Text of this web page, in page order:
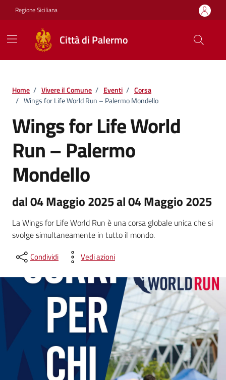
Vai ai contenuti
Vai al footer
Regione Siciliana
Città di Palermo
Home / Vivere il Comune / Eventi / Corsa
/ Wings for Life World Run – Palermo Mondello
Wings for Life World
Run – Palermo
Mondello
dal 04 Maggio 2025 al 04 Maggio 2025
La Wings for Life World Run è una corsa globale unica che si
svolge simultaneamente in tutto il mondo.
Condividi Vedi azioni